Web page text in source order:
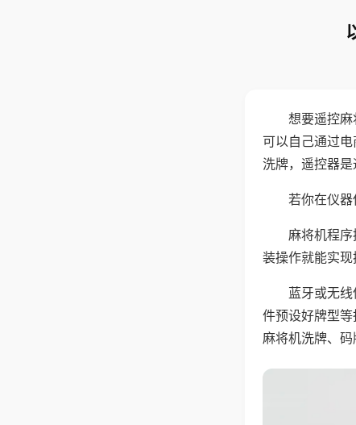
想要遥控
可以自己通过
洗牌，遥控器是
若你在仪
麻将机程
装操作就能实现
蓝牙或无
件预设好牌型
麻将机洗牌、码